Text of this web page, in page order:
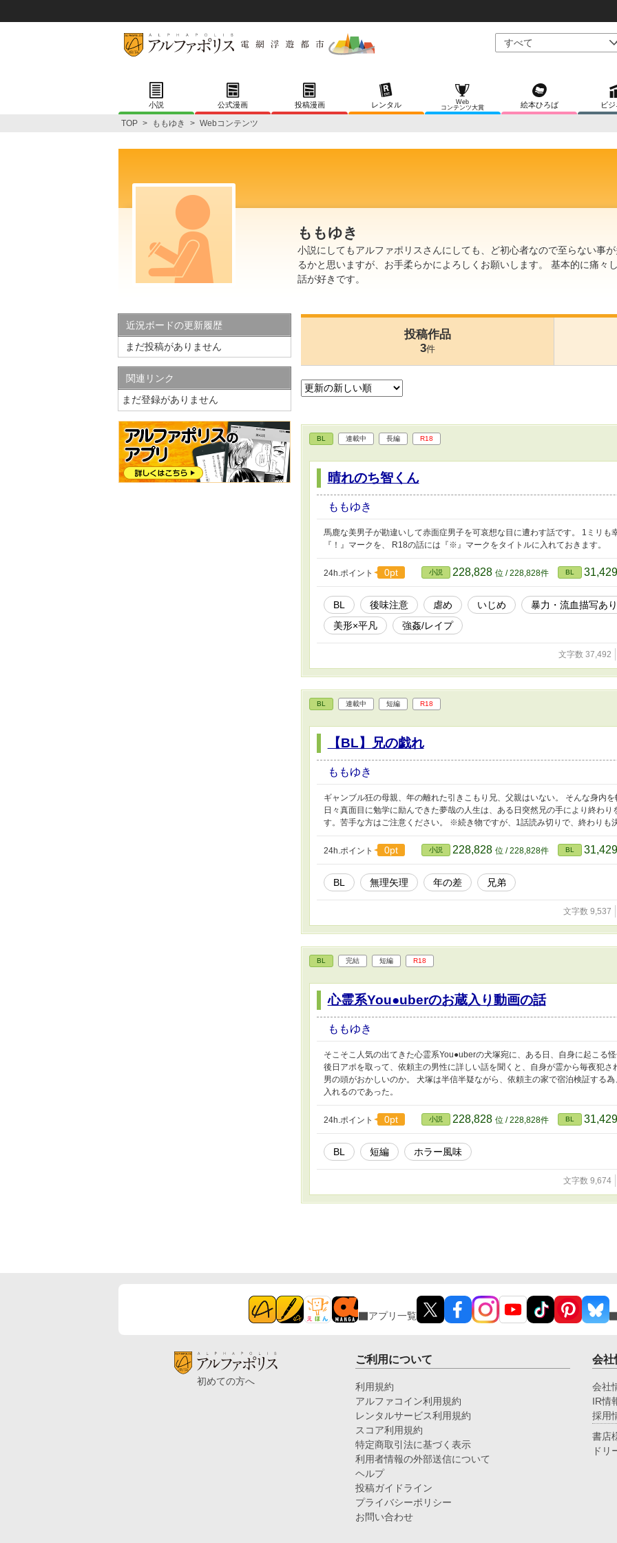
小説 公式漫画 投稿漫画 レンタル
Web
コンテンツ大賞
絵本ひろば ビ
TOP > ももゆき > Webコンテンツ
ももゆき
小説にしてもアルファポリスさんにしても、ど初心者なので至らない事
るかと思いますが、お手柔らかによろしくお願いします。 基本的に痛々
話が好きです。
投稿作品
3件
BL 連載中 長編 R18
晴れのち智くん
ももゆき
馬鹿な美男子が勘違いして赤面症男子を可哀想な目に遭わす話です。 1ミリも
『！』マークを、 R18の話には『※』マークをタイトルに入れておきます。
24h.ポイント 0pt 小説 228,828 位 / 228,828件 BL
BL 後味注意 虐め いじめ
暴力・流血描写あり
美形×平凡
強姦/レイプ
文字数 37,492
BL 連載中 短編 R18
【BL】兄の戯れ
ももゆき
ギャンブル狂の母親、年の離れた引きこもり兄、父親はいない。 そんな身内
日々真面目に勉学に励んできた夢哉の人生は、ある日突然兄の手により終わ
す。苦手な方はご注意ください。 ※続き物ですが、1話読み切りで、終わりも
24h.ポイント 0pt 小説 228,828 位 / 228,828件 BL
BL 無理矢理 年の差 兄弟
文字数 9,537
BL 完結 短編 R18
心霊系You●uberのお蔵入り動画の話
ももゆき
そこそこ人気の出てきた心霊系You●uberの犬塚宛に、ある日、自身に起こる
後日アポを取って、依頼主の男性に詳しい話を聞くと、自身が霊から毎夜犯
男の頭がおかしいのか。 犬塚は半信半疑ながら、依頼主の家で宿泊検証する
入れるのであった。
24h.ポイント 0pt 小説 228,828 位 / 228,828件 BL
BL 短編 ホラー風味
文字数 9,674
近況ボードの更新履歴
まだ投稿がありません
関連リンク
まだ登録がありません
アプリ一覧
初めての方へ
ご利用について
利用規約
アルファコイン利用規約
レンタルサービス利用規約
スコア利用規約
特定商取引法に基づく表示
利用者情報の外部送信について
ヘルプ
投稿ガイドライン
プライバシーポリシー
お問い合わせ
会社
会社
IR情
採用
書店
ドリ